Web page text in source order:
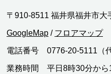
〒910-8511 福井県福井市大
GoogleMap / フロアマップ
電話番号 0776-20-5111（代
業務時間 平日8時30分から